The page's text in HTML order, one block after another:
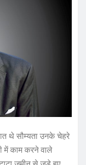
थे सौम्यता उनके चेहरे
में काम करने वाले